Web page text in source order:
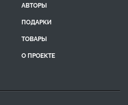
АВТОРЫ
ПОДАРКИ
ТОВАРЫ
О ПРОЕКТЕ